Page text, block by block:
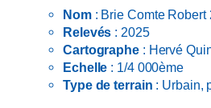
Nom : Brie Comte Robert
Relevés : 2025
Cartographe : Hervé
Echelle : 1/4 000ème
Type de terrain : Urbain,